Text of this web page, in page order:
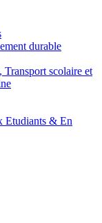
durable
scolaire et
Etudiants & En